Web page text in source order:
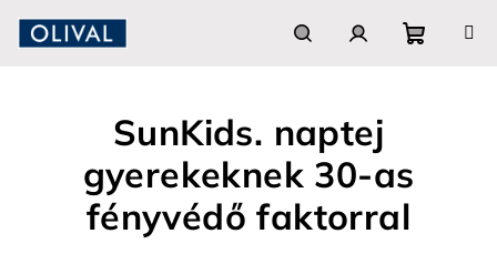
SunKids. naptej
gyerekeknek 30-as
fényvédő faktorral